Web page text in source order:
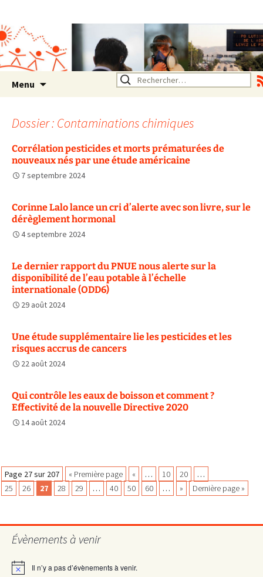
Rhône Alpes
Un environnement sain pour
la santé de tous
Menu Rechercher :
Dossier : Contaminations chimiques
Corrélation pesticides et morts prématurées de
nouveaux nés par une étude américaine
7 septembre 2024
Corinne Lalo lance un cri d’alerte avec son livre, sur le
dérèglement hormonal
4 septembre 2024
Le dernier rapport du PNUE nous alerte sur la
disponibilité de l’eau potable à l’échelle
internationale (ODD6)
29 août 2024
Une étude supplémentaire lie les pesticides et les
risques accrus de cancers
22 août 2024
Qui contrôle les eaux de boisson et comment ?
Effectivité de la nouvelle Directive 2020
14 août 2024
Navigation
des
articles
Page 27 sur 207 « Première page « … 10 20
…
25
26 27 28 29 … 40 50 60 … » Dernière page »
Évènements à venir
Notice Il n’y a pas d’évènements à venir.